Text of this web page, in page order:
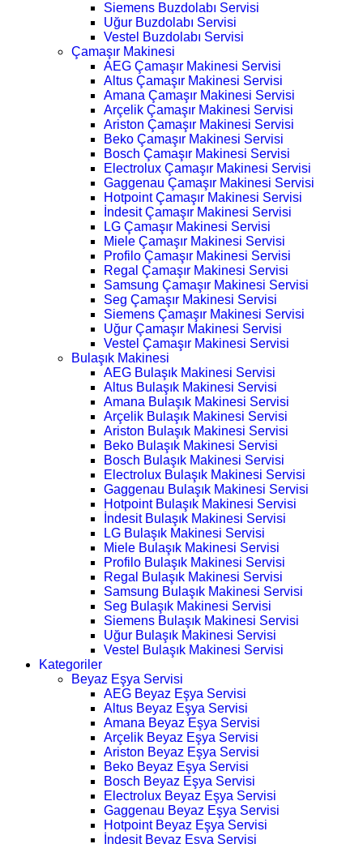
Siemens Buzdolabı Servisi
Uğur Buzdolabı Servisi
Vestel Buzdolabı Servisi
Çamaşır Makinesi
AEG Çamaşır Makinesi Servisi
Altus Çamaşır Makinesi Servisi
Amana Çamaşır Makinesi Servisi
Arçelik Çamaşır Makinesi Servisi
Ariston Çamaşır Makinesi Servisi
Beko Çamaşır Makinesi Servisi
Bosch Çamaşır Makinesi Servisi
Electrolux Çamaşır Makinesi Servisi
Gaggenau Çamaşır Makinesi Servisi
Hotpoint Çamaşır Makinesi Servisi
İndesit Çamaşır Makinesi Servisi
LG Çamaşır Makinesi Servisi
Miele Çamaşır Makinesi Servisi
Profilo Çamaşır Makinesi Servisi
Regal Çamaşır Makinesi Servisi
Samsung Çamaşır Makinesi Servisi
Seg Çamaşır Makinesi Servisi
Siemens Çamaşır Makinesi Servisi
Uğur Çamaşır Makinesi Servisi
Vestel Çamaşır Makinesi Servisi
Bulaşık Makinesi
AEG Bulaşık Makinesi Servisi
Altus Bulaşık Makinesi Servisi
Amana Bulaşık Makinesi Servisi
Arçelik Bulaşık Makinesi Servisi
Ariston Bulaşık Makinesi Servisi
Beko Bulaşık Makinesi Servisi
Bosch Bulaşık Makinesi Servisi
Electrolux Bulaşık Makinesi Servisi
Gaggenau Bulaşık Makinesi Servisi
Hotpoint Bulaşık Makinesi Servisi
İndesit Bulaşık Makinesi Servisi
LG Bulaşık Makinesi Servisi
Miele Bulaşık Makinesi Servisi
Profilo Bulaşık Makinesi Servisi
Regal Bulaşık Makinesi Servisi
Samsung Bulaşık Makinesi Servisi
Seg Bulaşık Makinesi Servisi
Siemens Bulaşık Makinesi Servisi
Uğur Bulaşık Makinesi Servisi
Vestel Bulaşık Makinesi Servisi
Kategoriler
Beyaz Eşya Servisi
AEG Beyaz Eşya Servisi
Altus Beyaz Eşya Servisi
Amana Beyaz Eşya Servisi
Arçelik Beyaz Eşya Servisi
Ariston Beyaz Eşya Servisi
Beko Beyaz Eşya Servisi
Bosch Beyaz Eşya Servisi
Electrolux Beyaz Eşya Servisi
Gaggenau Beyaz Eşya Servisi
Hotpoint Beyaz Eşya Servisi
İndesit Beyaz Eşya Servisi